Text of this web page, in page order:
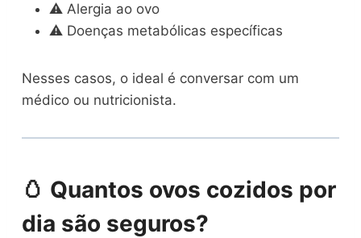
⚠️ Alergia ao ovo
⚠️ Doenças metabólicas específicas
Nesses casos, o ideal é conversar com um
médico ou nutricionista.
🥚 Quantos ovos cozidos por
dia são seguros?